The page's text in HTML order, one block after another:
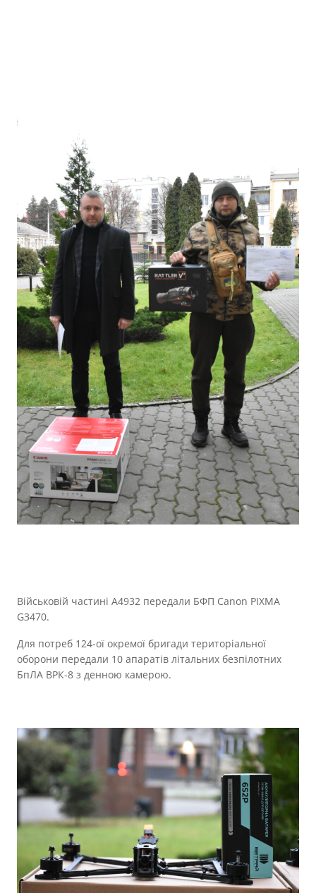
Військовій частині А4932 передали БФП Canon PIXMA
G3470.
Для потреб 124-ої окремої бригади територіальної
оборони передали 10 апаратів літальних безпілотних
БпЛА ВРК-8 з денною камерою.